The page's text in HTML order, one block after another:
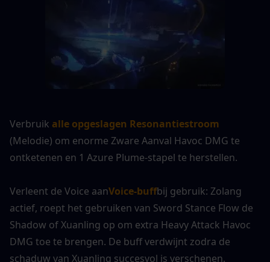
Verbruik alle opgeslagen Resonantiestroom
(Melodie) om enorme Zware Aanval Havoc DMG te
ontketenen en 1 Azure Plume-stapel te herstellen.
Verleent de Voice aanVoice-buffbij gebruik: Zolang
actief, roept het gebruiken van Sword Stance Flow de
Shadow of Xuanling op om extra Heavy Attack Havoc
DMG toe te brengen. De buff verdwijnt zodra de
schaduw van Xuanling succesvol is verschenen.